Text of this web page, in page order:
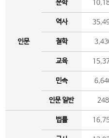
인문
문학
역사
철학
교육
민속
인문 일반 248
법률